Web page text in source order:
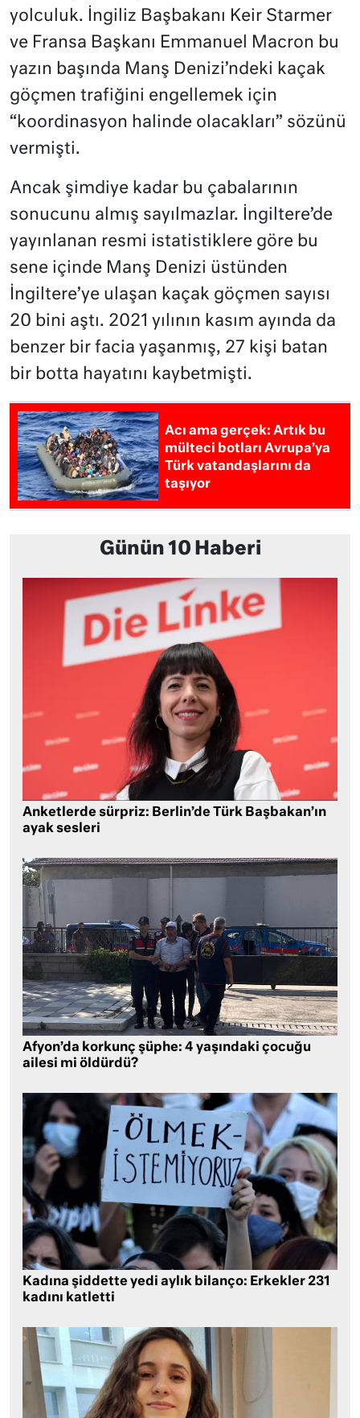
yolculuk. İngiliz Başbakanı Keir Starmer
ve Fransa Başkanı Emmanuel Macron bu
yazın başında Manş Denizi’ndeki kaçak
göçmen trafiğini engellemek için
“koordinasyon halinde olacakları” sözünü
vermişti.
Ancak şimdiye kadar bu çabalarının
sonucunu almış sayılmazlar. İngiltere’de
yayınlanan resmi istatistiklere göre bu
sene içinde Manş Denizi üstünden
İngiltere’ye ulaşan kaçak göçmen sayısı
20 bini aştı. 2021 yılının kasım ayında da
benzer bir facia yaşanmış, 27 kişi batan
bir botta hayatını kaybetmişti.
Acı ama gerçek: Artık bu
mülteci botları Avrupa’ya
Türk vatandaşlarını da
taşıyor
Günün 10 Haberi
Anketlerde sürpriz: Berlin’de Türk Başbakan’ın
ayak sesleri
Afyon’da korkunç şüphe: 4 yaşındaki çocuğu
ailesi mi öldürdü?
Kadına şiddette yedi aylık bilanço: Erkekler 231
kadını katletti